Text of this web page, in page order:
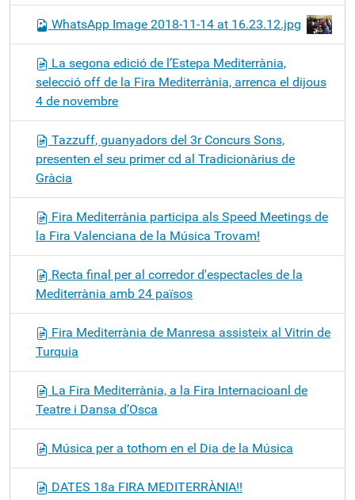
WhatsApp Image 2018-11-14 at 16.23.12.jpg
La segona edició de l’Estepa Mediterrània,
selecció off de la Fira Mediterrània, arrenca el dijous
4 de novembre
Tazzuff, guanyadors del 3r Concurs Sons,
presenten el seu primer cd al Tradicionàrius de
Gràcia
Fira Mediterrània participa als Speed Meetings de
la Fira Valenciana de la Música Trovam!
Recta final per al corredor d'espectacles de la
Mediterrània amb 24 països
Fira Mediterrània de Manresa assisteix al Vitrin de
Turquia
La Fira Mediterrània, a la Fira Internacioanl de
Teatre i Dansa d’Osca
Música per a tothom en el Dia de la Música
DATES 18a FIRA MEDITERRÀNIA!!